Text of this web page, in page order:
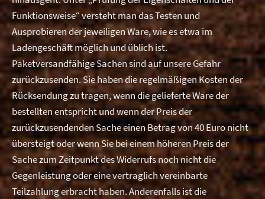
Funktionsweise“ versteht man das Testen und
Ausprobieren der jeweiligen Ware, wie es etwa im
Ladengeschäft möglich und üblich ist.
Paketversandfähige Sachen sind auf unsere Gefahr
zurückzusenden. Sie haben die regelmäßigen Kosten der
Rücksendung zu tragen, wenn die gelieferte Ware der
bestellten entspricht und wenn der Preis der
zurückzusendenden Sache einen Betrag von 40 Euro nicht
übersteigt oder wenn Sie bei einem höheren Preis der
Sache zum Zeitpunkt des Widerrufs noch nicht die
Gegenleistung oder eine vertraglich vereinbarte
Teilzahlung erbracht haben. Anderenfalls ist die